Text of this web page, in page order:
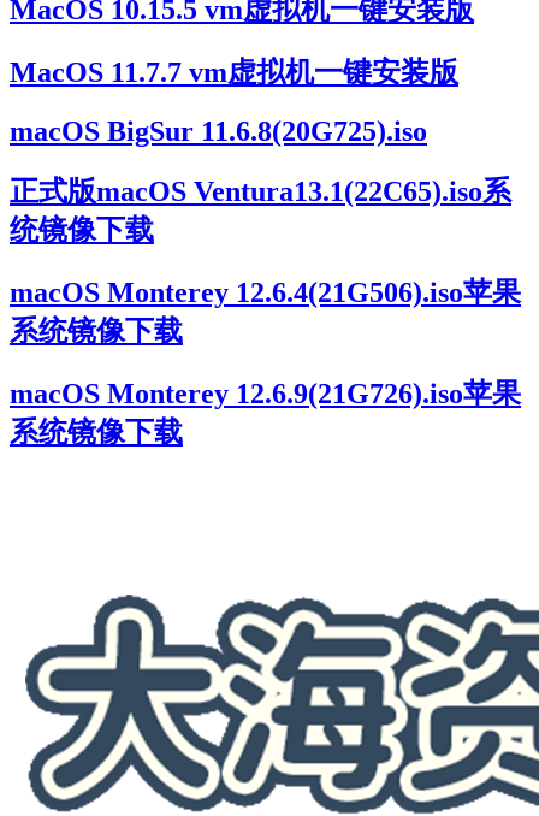
MacOS 10.15.5 vm虚拟机一键安装版
MacOS 11.7.7 vm虚拟机一键安装版
macOS BigSur 11.6.8(20G725).iso
正式版macOS Ventura13.1(22C65).iso系
统镜像下载
macOS Monterey 12.6.4(21G506).iso苹果
系统镜像下载
macOS Monterey 12.6.9(21G726).iso苹果
系统镜像下载